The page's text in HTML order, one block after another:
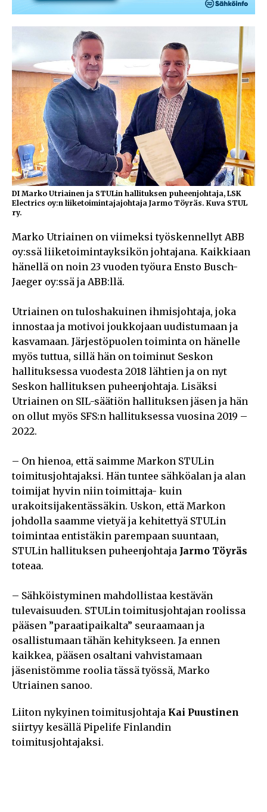
DI Marko Utriainen ja STULin hallituksen puheenjohtaja, LSK
Electrics oy:n liiketoimintajajohtaja Jarmo Töyräs. Kuva STUL
ry.
Marko Utriainen on viimeksi työskennellyt ABB
oy:ssä liiketoimintayksikön johtajana. Kaikkiaan
hänellä on noin 23 vuoden työura Ensto Busch-
Jaeger oy:ssä ja ABB:llä.
Utriainen on tuloshakuinen ihmisjohtaja, joka
innostaa ja motivoi joukkojaan uudistumaan ja
kasvamaan. Järjestöpuolen toiminta on hänelle
myös tuttua, sillä hän on toiminut Seskon
hallituksessa vuodesta 2018 lähtien ja on nyt
Seskon hallituksen puheenjohtaja. Lisäksi
Utriainen on SIL-säätiön hallituksen jäsen ja hän
on ollut myös SFS:n hallituksessa vuosina 2019 –
2022.
– On hienoa, että saimme Markon STULin
toimitusjohtajaksi. Hän tuntee sähköalan ja alan
toimijat hyvin niin toimittaja- kuin
urakoitsijakentässäkin. Uskon, että Markon
johdolla saamme vietyä ja kehitettyä STULin
toimintaa entistäkin parempaan suuntaan,
STULin hallituksen puheenjohtaja Jarmo Töyräs
toteaa.
– Sähköistyminen mahdollistaa kestävän
tulevaisuuden. STULin toimitusjohtajan roolissa
pääsen ”paraatipaikalta” seuraamaan ja
osallistumaan tähän kehitykseen. Ja ennen
kaikkea, pääsen osaltani vahvistamaan
jäsenistömme roolia tässä työssä, Marko
Utriainen sanoo.
Liiton nykyinen toimitusjohtaja Kai Puustinen
siirtyy kesällä Pipelife Finlandin
toimitusjohtajaksi.